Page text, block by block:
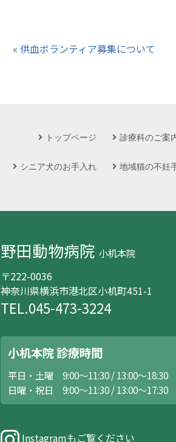
« 供血ボランティア募集について
トップページ 診療科のご案
シニア犬のお手入れ 地域猫の不妊
野田動物病院 小机本院
〒222-0036
神奈川県横浜市港北区小机町451-1
TEL.045-473-3224
小机本院 診療時間
平日・土曜 9:00～11:30 / 13:00～18:30
日曜・祝日 9:00～11:30 / 13:00～17:30
Instagramもご覧ください